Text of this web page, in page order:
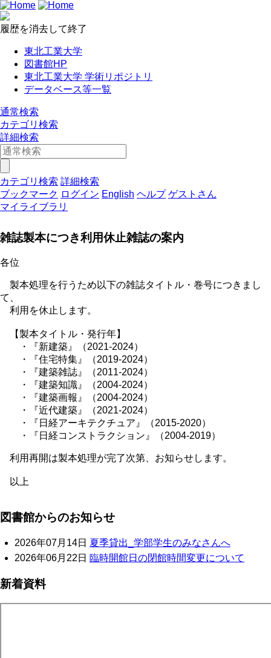
履歴を消去して終了
東北工業大学
図書館HP
東北工業大学 学術リポジトリ
データベース等一覧
通常検索
カテゴリ検索
詳細検索
カテゴリ検索 詳細検索
ブックマーク ログイン English ヘルプ ゲストさん
マイライブラリ
雑誌製本につき利用休止雑誌の案内
各位
製本処理を行うため以下の雑誌タイトル・巻号につきまし
て、
利用を休止します。
【製本タイトル・発行年】
・『新建築』（2021-2024）
・『住宅特集』（2019-2024）
・『建築雑誌』（2011-2024）
・『建築知識』（2004-2024）
・『建築画報』（2004-2024）
・『近代建築』（2021-2024）
・『日経アーキテクチュア』（2015-2020）
・『日経コンストラクション』（2004-2019）
利用再開は製本処理が完了次第、お知らせします。
以上
図書館からのお知らせ
2026年07月14日 夏季貸出_学部学生のみなさんへ
2026年06月22日 臨時開館日の閉館時間変更について
新着資料